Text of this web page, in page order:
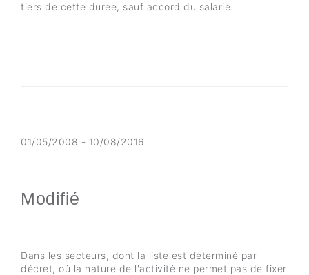
tiers de cette durée, sauf accord du salarié.
01/05/2008 - 10/08/2016
Modifié
Dans les secteurs, dont la liste est déterminé par
décret, où la nature de l'activité ne permet pas de fixer